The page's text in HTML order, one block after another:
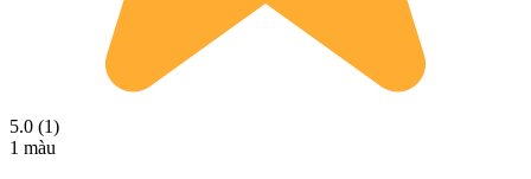
5.0 (1)
1 màu